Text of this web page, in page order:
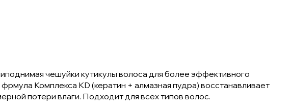
чешуйки кутикулы волоса для более эффективного
Комплекса KD (кератин + алмазная пудра) восстанавливает
потери влаги. Подходит для всех типов волос.